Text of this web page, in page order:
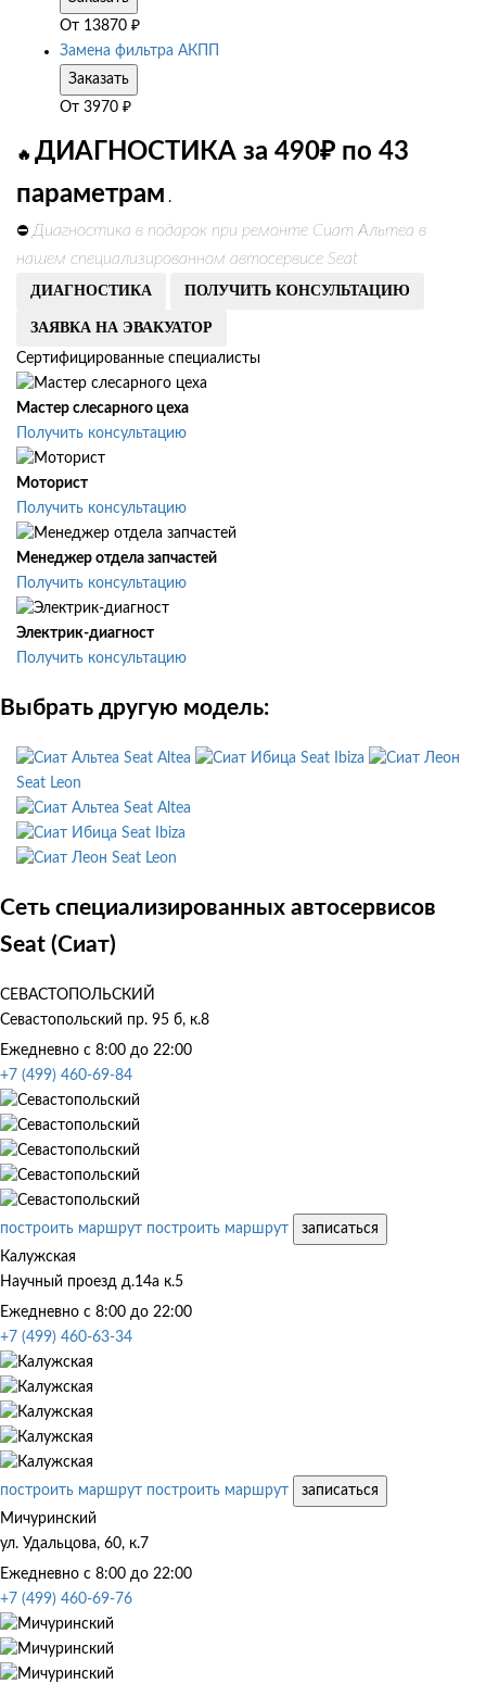
От 13870 ₽
Замена фильтра АКПП
Заказать
От 3970 ₽
🔥 ДИАГНОСТИКА за 490₽ по 43
параметрам .
⛔ Диагностика в подарок при ремонте Сиат Альтеа в
нашем специализированном автосервисе Seat
ДИАГНОСТИКА ПОЛУЧИТЬ КОНСУЛЬТАЦИЮ
ЗАЯВКА НА ЭВАКУАТОР
Сертифицированные специалисты
Мастер слесарного цеха
Получить консультацию
Моторист
Получить консультацию
Менеджер отдела запчастей
Получить консультацию
Электрик-диагност
Получить консультацию
Выбрать другую модель:
Seat Altea
Seat Ibiza
Seat Leon
Seat Altea
Seat Ibiza
Seat Leon
Сеть специализированных автосервисов
Seat (Сиат)
СЕВАСТОПОЛЬСКИЙ
Севастопольский пр. 95 б, к.8
Ежедневно с 8:00 до 22:00
+7 (499) 460-69-84
построить маршрут построить маршрут
записаться
Калужская
Научный проезд д.14а к.5
Ежедневно с 8:00 до 22:00
+7 (499) 460-63-34
построить маршрут построить маршрут
записаться
Мичуринский
ул. Удальцова, 60, к.7
Ежедневно с 8:00 до 22:00
+7 (499) 460-69-76